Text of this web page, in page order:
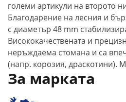
големи артикули на второто
Благодарение на лесния и
с диаметър 48 mm
Висококачествената и
неръждаема стомана и са
(напр. корозия, драскотини).
За марката